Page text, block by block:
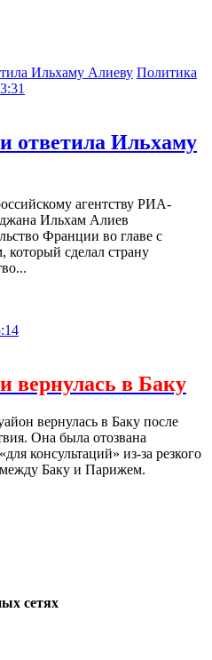
Политика
ответила Ильхаму
агентству РИА-
Ильхам Алиев
Франции во главе с
сделал страну
вернулась в Баку
вернулась в Баку после
Она была отозвана
консультаций» из-за резкого
Баку и Парижем.
сетях